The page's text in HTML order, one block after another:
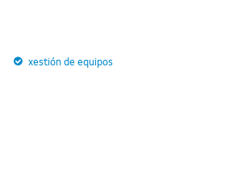
xestión de equipos